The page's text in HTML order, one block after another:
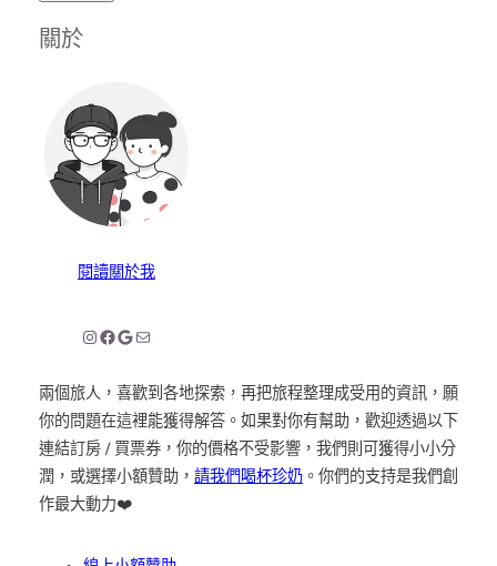
關於
閱讀關於我
InstagramFacebook Google reviews Email
兩個旅人，喜歡到各地探索，再把旅程整理成受用的資訊，願
你的問題在這裡能獲得解答。如果對你有幫助，歡迎透過以下
連結訂房 / 買票券，你的價格不受影響，我們則可獲得小小分
潤，或選擇小額贊助， 請我們喝杯珍奶。你們的支持是我們創
作最大動力❤️